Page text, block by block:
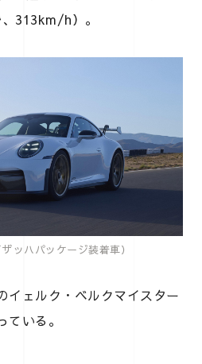
313km/h）。
ッハパッケージ装着車）
イェルク・ベルクマイスター
いる。